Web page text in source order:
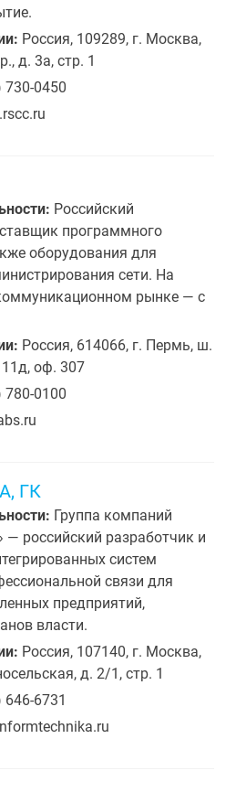
Россия, 109289, г. Москва,
д. 3а, стр. 1
730-0450
Российский
программного
оборудования для
сети. На
рынке — с
Россия, 614066, г. Пермь, ш.
оф. 307
780-0100
ГК
Группа компаний
— российский разработчик и
систем
связи для
предприятий,
власти.
Россия, 107140, г. Москва,
д. 2/1, стр. 1
646-6731